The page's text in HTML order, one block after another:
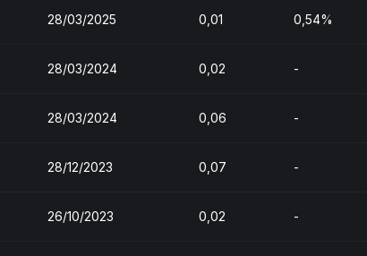
28/03/2025 0,01 0,54%
28/03/2024 0,02 -
28/03/2024 0,06 -
28/12/2023 0,07 -
26/10/2023 0,02 -